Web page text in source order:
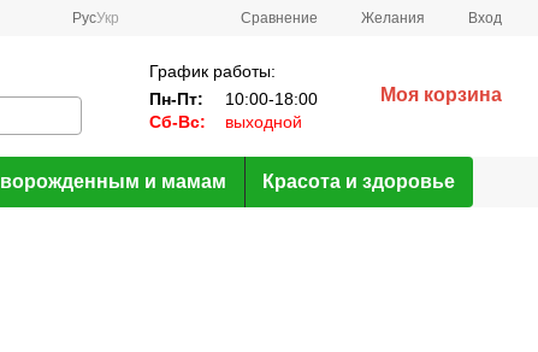
РусУкр Сравнение Желания Вход
График работы:
Пн-Пт:
10:00-18:00
Сб-Вс:
выходной
Моя корзина
и мамам Красота и здоровье